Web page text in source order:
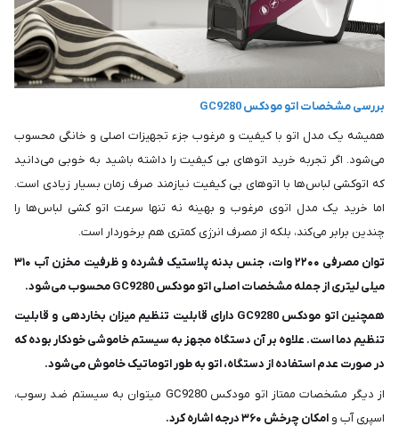
بررسی مشخصات اتو مودکس GC9280
همیشه یک مدل اتو با کیفیت و مرغوب جزء تجهیزات اصلی و خانگی محسوب
می‌شود. اگر تجربه خرید اتوهای بی کیفیت را داشته باشید به خوبی می‌دانید
که اتوکشی لباس‌ها با اتوهای بی کیفیت نیازمند صرف زمان بسیار زیادی است.
اما خرید یک مدل اتوی مرغوب و بهینه نه تنها سرعت اتو کشی لباس‌ها را
چندین برابر می‌کند، بلکه از مصرف انرژی کمتری هم برخوردار است.
توان مصرفی ۲۲۰۰ وات، جنس بدنه پلاستیک فشرده و ظرفیت مخزن آب ۳۱۰
میلی لیتری از جمله مشخصات اصلی اتو مودکس GC9280 محسوب می‌شود.
همچنین اتو مودکس GC9280 دارای قابلیت تنظیم میزان بخاردهی و قابلیت
تنظیم دما است. علاوه بر آن دستگاه مجهز به سیستم خاموشی خودکار بوده که
در صورت عدم استفاده از دستگاه، اتو به طور اتوماتیک خاموش می‌شود.
از دیگر مشخصات ممتاز اتو مودکس GC9280 میتوان به سیستم ضد رسوب،
اسپری آب و امکان چرخش ۳۶۰ درجه اشاره کرد.